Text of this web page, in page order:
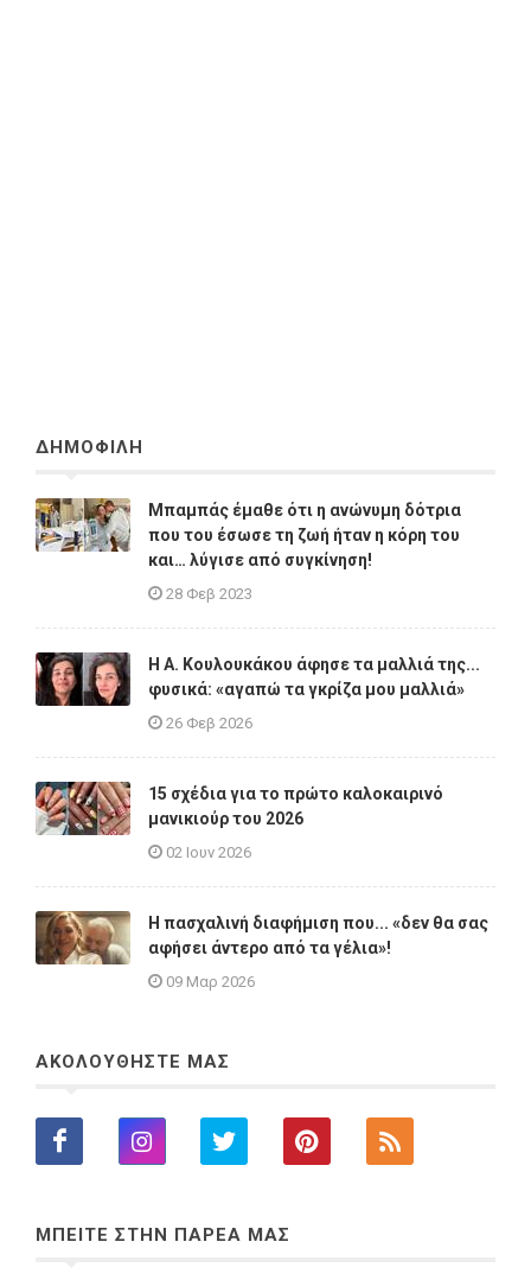
ΔΗΜΟΦΙΛΗ
Μπαμπάς έμαθε ότι η ανώνυμη δότρια
που του έσωσε τη ζωή ήταν η κόρη του
και… λύγισε από συγκίνηση!
28 Φεβ 2023
Η A. Κουλουκάκου άφησε τα μαλλιά της...
φυσικά: «αγαπώ τα γκρίζα μου μαλλιά»
26 Φεβ 2026
15 σχέδια για το πρώτο καλοκαιρινό
μανικιούρ του 2026
02 Ιουν 2026
Η πασχαλινή διαφήμιση που... «δεν θα σας
αφήσει άντερο από τα γέλια»!
09 Μαρ 2026
ΑΚΟΛΟΥΘΗΣΤΕ ΜΑΣ
ΜΠΕΙΤΕ ΣΤΗΝ ΠΑΡΕΑ ΜΑΣ